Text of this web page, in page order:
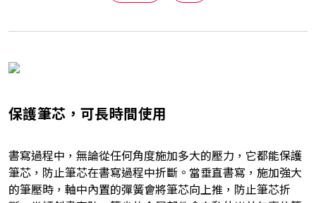
保護筆芯，可長時間使用
書寫過程中，無論從任何角度施加多大的壓力，它都能保護
筆芯，防止筆芯在書寫過程中折斷。當垂直書寫，施加強大
的筆壓時，軸中內置的彈簧會將筆芯向上推，防止筆芯折